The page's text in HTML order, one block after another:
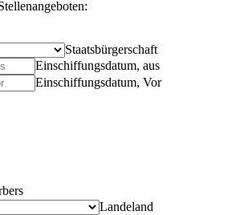
Staatsbürgerschaft
Einschiffungsdatum, aus
Einschiffungsdatum, Vor
Landeland